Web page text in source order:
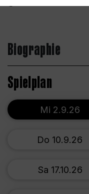
Biographie
Spielplan
Mi 2.9.26
Do 10.9.26
Sa 17.10.26